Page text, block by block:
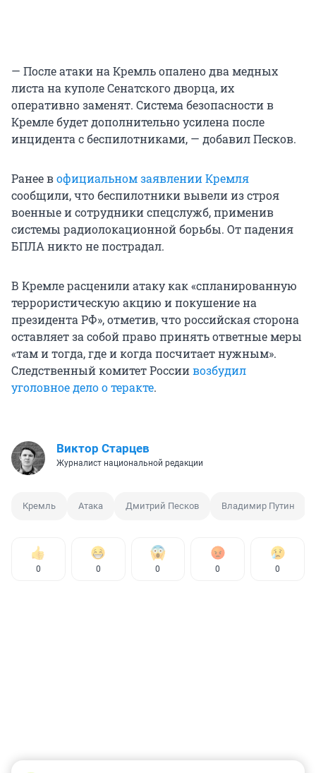
— После атаки на Кремль опалено два медных
листа на куполе Сенатского дворца, их
оперативно заменят. Система безопасности в
Кремле будет дополнительно усилена после
инцидента с беспилотниками, — добавил Песков.
Ранее вофициальном заявлении Кремля
сообщили, что беспилотники вывели из строя
военные и сотрудники спецслужб, применив
системы радиолокационной борьбы. От падения
БПЛА никто не пострадал.
В Кремле расценили атаку как «спланированную
террористическую акцию и покушение на
президента РФ», отметив, что российская сторона
оставляет за собой право принять ответные меры
«там и тогда, где и когда посчитает нужным».
Следственный комитет Россиивозбудил
уголовное дело о теракте.
Виктор Старцев
Журналист национальной редакции
Кремль Атака Дмитрий Песков Владимир Путин
0 0 0 0 0